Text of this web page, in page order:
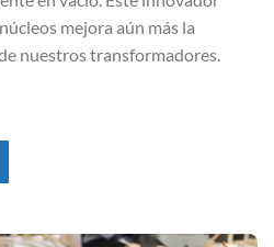
mejora aún más la
nuestros transformadores.